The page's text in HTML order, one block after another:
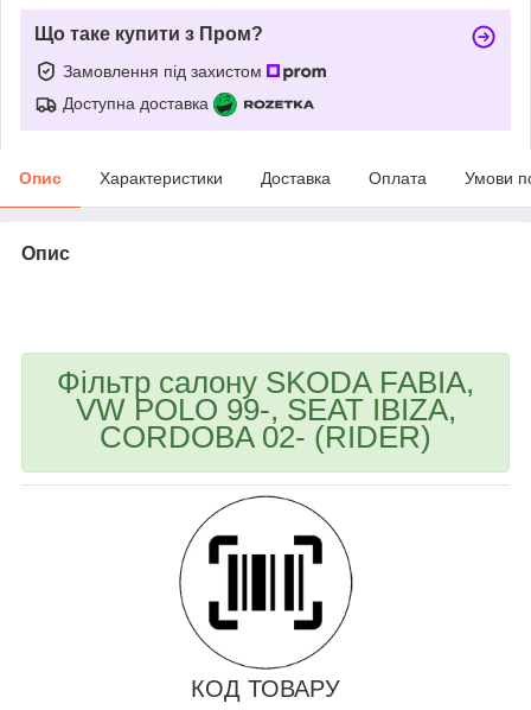
Що таке купити з Пром?
Замовлення під захистом
Доступна доставка
Опис Характеристики Доставка Оплата Умови
Опис
Фільтр салону SKODA FABIA,
VW POLO 99-, SEAT IBIZA,
CORDOBA 02- (RIDER)
КОД ТОВАРУ